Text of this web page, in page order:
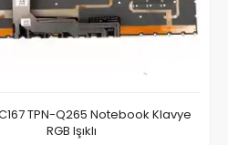
TPN-Q265 Notebook Klavye
RGB Işıklı